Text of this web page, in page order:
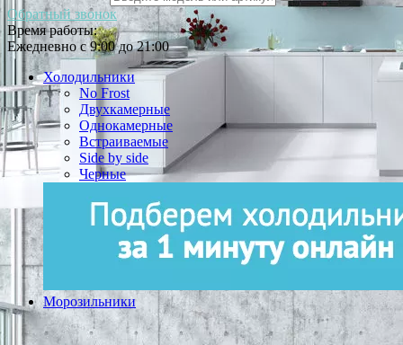
Обратный звонок
Время работы:
Ежедневно с 9:00 до 21:00
Холодильники
No Frost
Двухкамерные
Однокамерные
Встраиваемые
Side by side
Черные
Морозильники